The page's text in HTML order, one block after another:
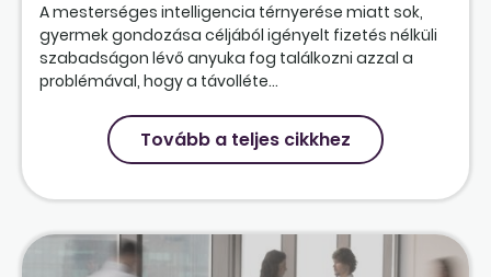
A mesterséges intelligencia térnyerése miatt sok,
gyermek gondozása céljából igényelt fizetés nélküli
szabadságon lévő anyuka fog találkozni azzal a
problémával, hogy a távolléte...
Tovább a teljes cikkhez